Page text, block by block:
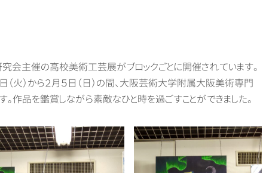
主催の高校美術工芸展がブロックごとに開催されています。
（火）から２月５日（日）の間、大阪芸術大学附属大阪美術専門
作品を鑑賞しながら素敵なひと時を過ごすことができました。